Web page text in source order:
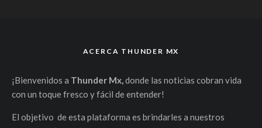
ACERCA THUNDER MX
¡Bienvenidos a Thunder Mx,donde las noticias cobran vida
con un toque fresco y fácil de entender!
El objetivo de esta plataforma es brindarles a nuestros